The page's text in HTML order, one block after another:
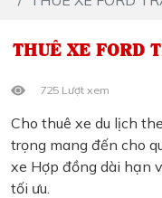
THUÊ XE FORD
725 Lượt xem
Cho thuê xe du lịch
trọng mang đến cho
xe Hợp đồng dài hạn
tối ưu.